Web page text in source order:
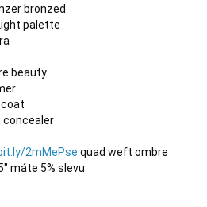
bronzed
palette
beauty
concealer
2mMePse quad weft ombre
máte 5% slevu